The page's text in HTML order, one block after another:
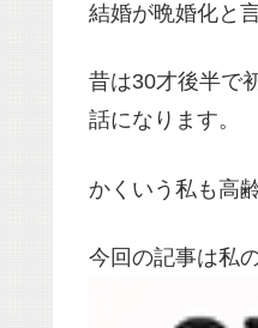
結婚が晩婚化と
昔は30才後半で
話になります。
かくいう私も高
今回の記事は私